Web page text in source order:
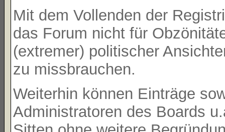
Mit dem Vollenden der
das Forum nicht für
(extremer) politischer
zu missbrauchen.
Weiterhin können Einträge
Administratoren des Boards